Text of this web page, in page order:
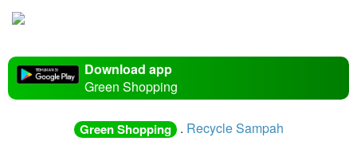
Download app
Green Shopping
Green Shopping . Recycle Sampah